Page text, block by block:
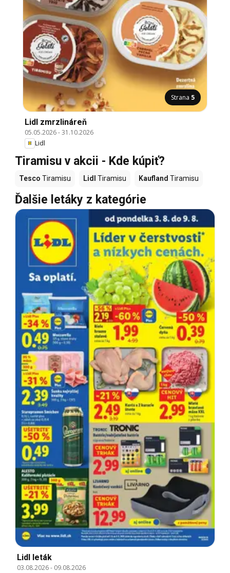
Strana 5
Lidl zmrzlináreň
05.05.2026-31.10.2026
Lidl
Tiramisu v akcii - Kde kúpiť?
Tesco Tiramisu Lidl Tiramisu Kaufland Tiramisu
Ďalšie letáky z kategórie
Lidl leták
03.08.2026- 09.08.2026